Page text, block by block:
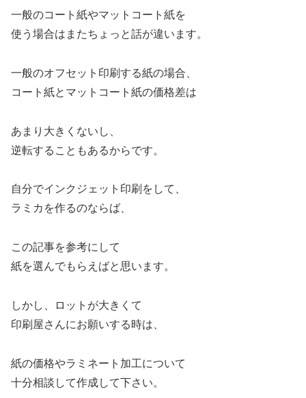
一般のコート紙やマットコート紙を
使う場合はまたちょっと話が違います。
一般のオフセット印刷する紙の場合、
コート紙とマットコート紙の価格差は
あまり大きくないし、
逆転することもあるからです。
自分でインクジェット印刷をして、
ラミカを作るのならば、
この記事を参考にして
紙を選んでもらえばと思います。
しかし、ロットが大きくて
印刷屋さんにお願いする時は、
紙の価格やラミネート加工について
十分相談して作成して下さい。